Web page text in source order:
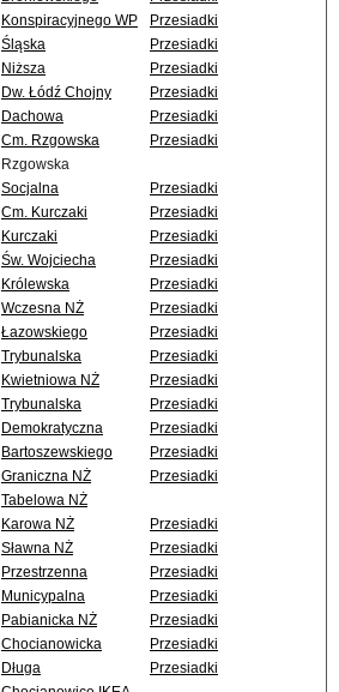
Konspiracyjnego WP
Przesiadki
Śląska
Przesiadki
Niższa
Przesiadki
Dw. Łódź Chojny
Przesiadki
Dachowa
Przesiadki
Cm. Rzgowska
Przesiadki
Rzgowska
Socjalna
Przesiadki
Cm. Kurczaki
Przesiadki
Kurczaki
Przesiadki
Św. Wojciecha
Przesiadki
Królewska
Przesiadki
Wczesna NŻ
Przesiadki
Łazowskiego
Przesiadki
Trybunalska
Przesiadki
Kwietniowa NŻ
Przesiadki
Trybunalska
Przesiadki
Demokratyczna
Przesiadki
Bartoszewskiego
Przesiadki
Graniczna NŻ
Przesiadki
Tabelowa NŻ
Karowa NŻ
Przesiadki
Sławna NŻ
Przesiadki
Przestrzenna
Przesiadki
Municypalna
Przesiadki
Pabianicka NŻ
Przesiadki
Chocianowicka
Przesiadki
Długa
Przesiadki